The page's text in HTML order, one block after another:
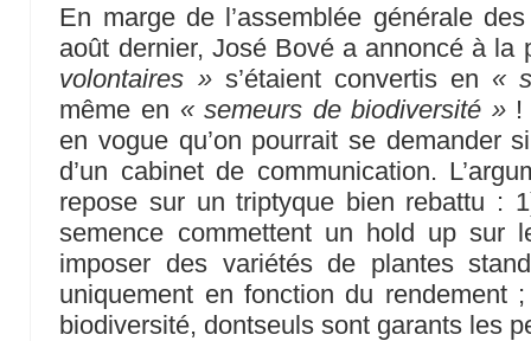
En marge de l’assemblée générale
août dernier, José Bové a annoncé à
volontaires »s’étaient convertis en «
même en « semeurs de biodiversité »!
en vogue qu’on pourrait se demander
d’un cabinet de communication.
repose sur un triptyque bien rebattu :
semence commettent un hold up sur
imposer des variétés de plantes
uniquement en fonction du rendement
biodiversité, dontseuls sont garants les